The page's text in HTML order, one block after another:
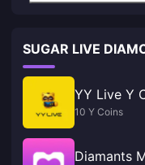
SUGAR LIVE
YY Live Y
10 Y Coins
Diamants